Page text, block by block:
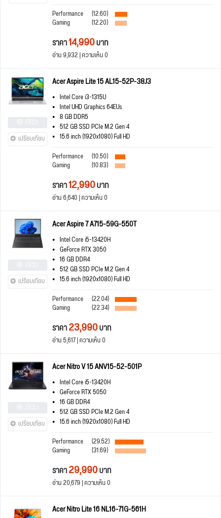
Performance
(12.60)
Gaming (12.20)
ราคา14,990บาท
อ่าน 9,932 | ความเห็น 0
เปรียบเทียบ
Acer Aspire Lite 15 AL15-52P-38J3
Intel Core i3-1315U
Intel UHD Graphics 64EUs
8 GB DDR5
512 GB SSD PCIe M.2 Gen 4
15.6 inch (1920x1080) Full HD
Performance
(10.50)
Gaming (10.83)
ราคา12,990บาท
อ่าน 6,640 | ความเห็น 0
เปรียบเทียบ
Acer Aspire 7 A715-59G-550T
Intel Core i5-13420H
GeForce RTX 3050
16 GB DDR4
512 GB SSD PCIe M.2 Gen 4
15.6 inch (1920x1080) Full HD
Performance
(22.04)
Gaming (22.34)
ราคา23,990บาท
อ่าน 5,617 | ความเห็น 0
เปรียบเทียบ
Acer Nitro V 15 ANV15-52-501P
Intel Core i5-13420H
GeForce RTX 5050
16 GB DDR4
512 GB SSD PCIe M.2 Gen 4
15.6 inch (1920x1080) Full HD
Performance
(29.52)
Gaming (31.69)
ราคา29,990บาท
อ่าน 20,679 | ความเห็น 0
Acer Nitro Lite 16 NL16-71G-561H